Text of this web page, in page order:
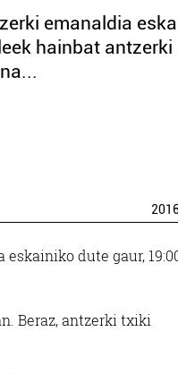
emanaldia
hainbat antzerki
dute gaur,
Beraz, antzerki txiki